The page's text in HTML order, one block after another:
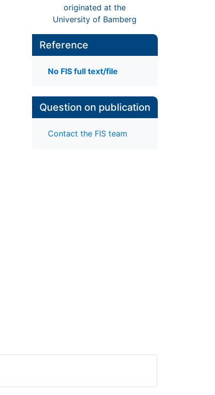
originated at the
University of Bamberg
Reference
No FIS full text/file
Question on publication
Contact the FIS team